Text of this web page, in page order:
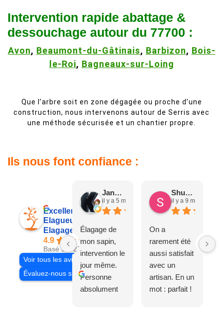
Intervention rapide abattage &
dessouchage autour du 77700 :
Avon, Beaumont-du-Gâtinais, Barbizon, Bois-
le-Roi, Bagneaux-sur-Loing
Que l’arbre soit en zone dégagée ou proche d’une
construction, nous intervenons autour de Serris avec
une méthode sécurisée et un chantier propre.
Ils nous font confiance :
Excellent
Elagueur 77
Elagage Villiers
4.9
Basé sur 27 avis
Voir tous les avis
Évaluez-nous sur
Jane D.
il y a 5 mois
Élagage de
mon sapin,
intervention le
jour même.
Personne
absolument
Shuang & Jean K.
il y a 9 mois
On a
rarement été
aussi satisfait
avec un
artisan. En un
mot : parfait !